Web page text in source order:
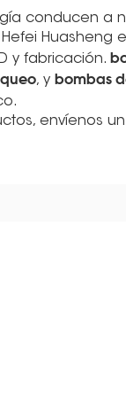
conducen a
Huasheng
y fabricación.
, y bombas
envíenos